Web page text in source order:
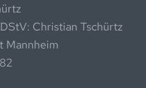
Christian Tschürtz
Mannheim